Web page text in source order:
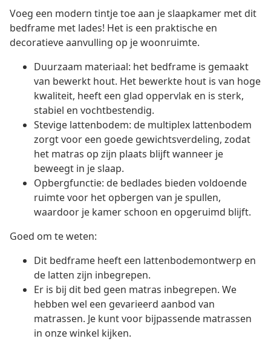
Voeg een modern tintje toe aan je slaapkamer met dit
bedframe met lades! Het is een praktische en
decoratieve aanvulling op je woonruimte.
Duurzaam materiaal: het bedframe is gemaakt
van bewerkt hout. Het bewerkte hout is van hoge
kwaliteit, heeft een glad oppervlak en is sterk,
stabiel en vochtbestendig.
Stevige lattenbodem: de multiplex lattenbodem
zorgt voor een goede gewichtsverdeling, zodat
het matras op zijn plaats blijft wanneer je
beweegt in je slaap.
Opbergfunctie: de bedlades bieden voldoende
ruimte voor het opbergen van je spullen,
waardoor je kamer schoon en opgeruimd blijft.
Goed om te weten:
Dit bedframe heeft een lattenbodemontwerp en
de latten zijn inbegrepen.
Er is bij dit bed geen matras inbegrepen. We
hebben wel een gevarieerd aanbod van
matrassen. Je kunt voor bijpassende matrassen
in onze winkel kijken.